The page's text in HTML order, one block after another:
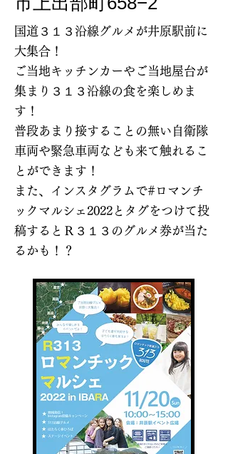
国道３１３沿線グルメが井原駅前に
大集合！
ご当地キッチンカーやご当地屋台が
集まり３１３沿線の食を楽しめま
す！
​普段あまり接することの無い自衛隊
車両や緊急車両なども来て触れるこ
とができます！
​また、インスタグラムで#ロマンチ
ックマルシェ2022とタグをつけて投
稿するとＲ３１３のグルメ券が当た
るかも！？